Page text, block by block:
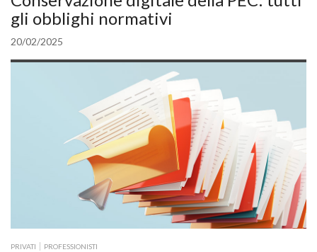
gli obblighi normativi
20/02/2025
PRIVATI PROFESSIONISTI